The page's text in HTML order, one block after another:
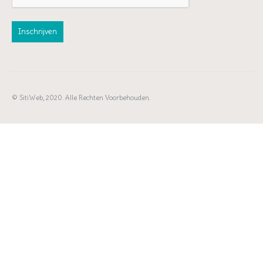
© SitiWeb, 2020. Alle Rechten Voorbehouden.